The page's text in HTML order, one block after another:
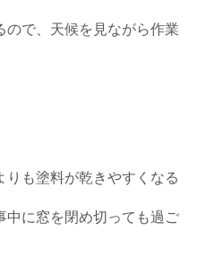
ので、天候を見ながら作業
りも塗料が乾きやすくなる
中に窓を閉め切っても過ご